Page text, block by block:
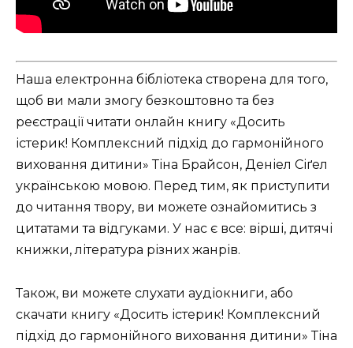
Наша електронна бібліотека створена для того,
щоб ви мали змогу безкоштовно та без
реєстрації читати онлайн книгу «Досить
істерик! Комплексний підхід до гармонійного
виховання дитини» Тіна Брайсон, Деніел Сіґел
українською мовою. Перед тим, як приступити
до читання твору, ви можете ознайомитись з
цитатами та відгуками. У нас є все: вірші, дитячі
книжки, література різних жанрів.
Також, ви можете слухати аудіокниги, або
скачати книгу «Досить істерик! Комплексний
підхід до гармонійного виховання дитини» Тіна